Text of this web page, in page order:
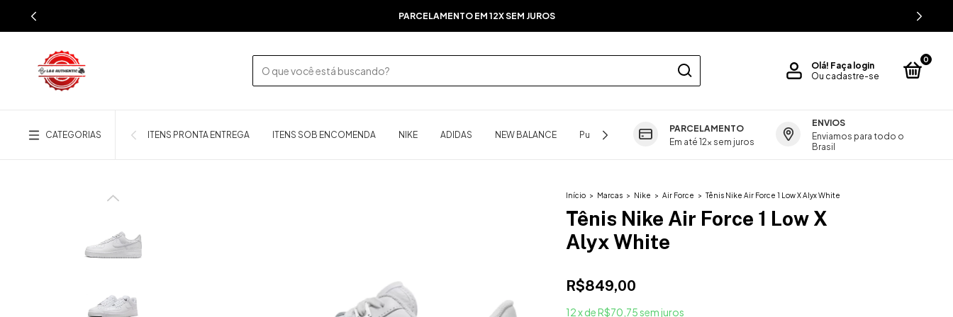
PARCELAMENTO EM 12X SEM JUROS
Olá! Faça login
Ou cadastre-se
0
CATEGORIAS ITENS PRONTA ENTREGA ITENS SOB ENCOMENDA NIKE ADIDAS NEW BALANCE Puma Asics GUIA DE MEDIDAS
PARCELAMENTO
Em até 12x sem juros
ENVIOS
Enviamos para todo o
Brasil
Início > Marcas > Nike > Air Force > Tênis Nike Air Force 1 Low X Alyx White
Tênis Nike Air Force 1 Low X
Alyx White
R$849,00
12xdeR$70,75sem juros